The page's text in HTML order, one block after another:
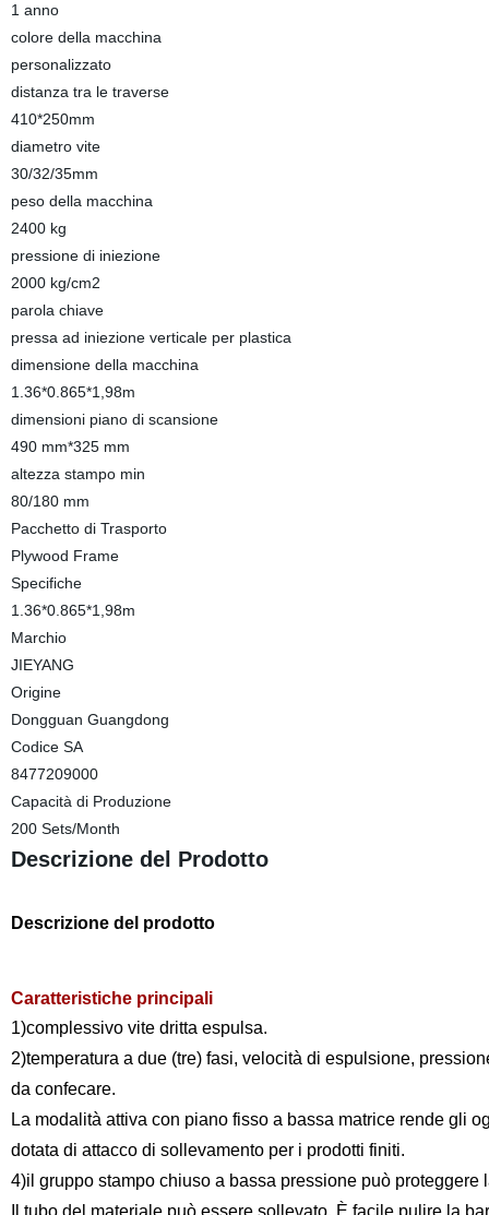
1 anno
colore della macchina
personalizzato
distanza tra le traverse
410*250mm
diametro vite
30/32/35mm
peso della macchina
2400 kg
pressione di iniezione
2000 kg/cm2
parola chiave
pressa ad iniezione verticale per plastica
dimensione della macchina
1.36*0.865*1,98m
dimensioni piano di scansione
490 mm*325 mm
altezza stampo min
80/180 mm
Pacchetto di Trasporto
Plywood Frame
Specifiche
1.36*0.865*1,98m
Marchio
JIEYANG
Origine
Dongguan Guangdong
Codice SA
8477209000
Capacità di Produzione
200 Sets/Month
Descrizione del Prodotto
Descrizione del prodotto
Caratteristiche principali
1)complessivo vite dritta espulsa.
2)temperatura a due (tre) fasi, velocità di espulsione,
da confecare.
La modalità attiva con piano fisso a bassa matrice rende gli
dotata di attacco di sollevamento per i prodotti finiti.
4)il gruppo stampo chiuso a bassa pressione può proteggere
Il tubo del materiale può essere sollevato. È facile pulire la